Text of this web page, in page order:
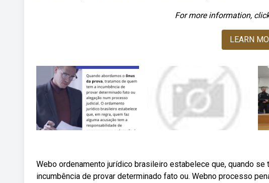
For more information,
LEARN
Webo ordenamento jurídico brasileiro estabelece que, quando
incumbência de provar determinado fato ou. Webno processo